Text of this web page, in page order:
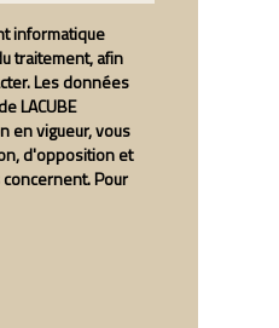
informatique
traitement, afin
Les données
LACUBE
en vigueur, vous
d'opposition et
Pour